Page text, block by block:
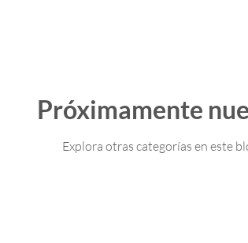
Próximamente
Explora otras categorías en este